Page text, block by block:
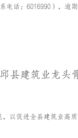
电话：6016990），逾期
县建筑业龙头
以促进全县建筑业高